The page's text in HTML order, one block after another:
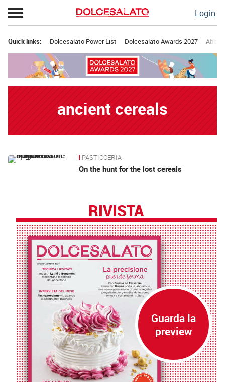
Passa
al
Login
principale
Quick links: Dolcesalato Power List Dolcesalato Awards 2027
ancient cereals
News PASTICCERIA
On the hunt for the lost cereals
RIVISTA